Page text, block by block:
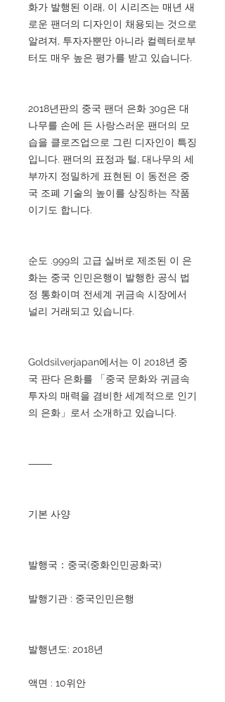
화가 발행된 이래, 이 시리즈는 매년 새
로운 팬더의 디자인이 채용되는 것으로
알려져, 투자자뿐만 아니라 컬렉터로부
터도 매우 높은 평가를 받고 있습니다.
2018년판의 중국 팬더 은화 30g은 대
나무를 손에 든 사랑스러운 팬더의 모
습을 클로즈업으로 그린 디자인이 특징
입니다. 팬더의 표정과 털, 대나무의 세
부까지 정밀하게 표현된 이 동전은 중
국 조폐 기술의 높이를 상징하는 작품
이기도 합니다.
순도 .999의 고급 실버로 제조된 이 은
화는 중국 인민은행이 발행한 공식 법
정 통화이며 전세계 귀금속 시장에서
널리 거래되고 있습니다.
Goldsilverjapan에서는 이 2018년 중
국 판다 은화를 「중국 문화와 귀금속
투자의 매력을 겸비한 세계적으로 인기
의 은화」로서 소개하고 있습니다.
⸻
기본 사양
발행국：중국(중화인민공화국)
발행기관 : 중국인민은행
발행년도: 2018년
액면 : 10위안